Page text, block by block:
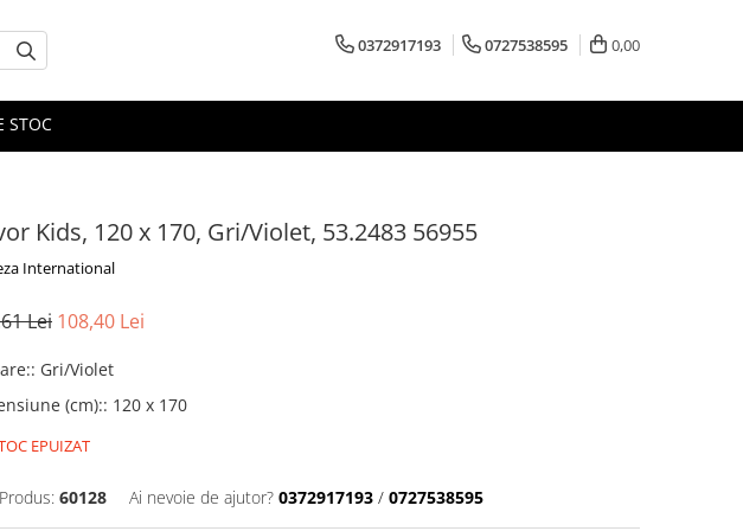
0372917193 0727538595 0,00
STOC
Kids, 120 x 170, Gri/Violet, 53.2483 56955
International
Lei 108,40 Lei
: Gri/Violet
(cm):: 120 x 170
EPUIZAT
60128 Ai nevoie de ajutor? 0372917193 / 0727538595